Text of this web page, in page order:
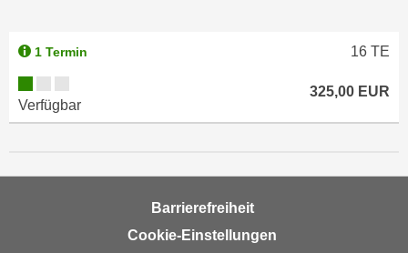
1 Termin 16 TE
Verfügbar
325,00 EUR
Barrierefreiheit
Cookie-Einstellungen